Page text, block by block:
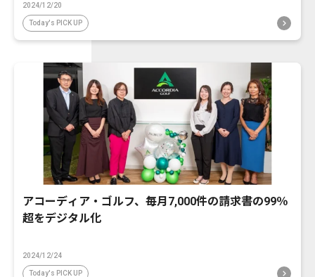
2024/12/20
Today's PICK UP
アコーディア・ゴルフ、毎月7,000件の請求書の99％
超をデジタル化
2024/12/24
Today's PICK UP